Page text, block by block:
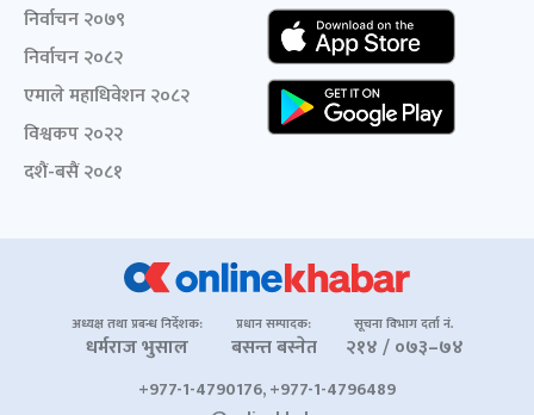
निर्वाचन २०७९
निर्वाचन २०८२
एमाले महाधिवेशन २०८२
विश्वकप २०२२
दशैं-बसैं २०८१
अध्यक्ष तथा प्रबन्ध निर्देशक:
धर्मराज भुसाल
प्रधान सम्पादक:
बसन्त बस्नेत
सूचना विभाग दर्ता नं.
२१४ / ०७३–७४
+977-1-4790176, +977-1-4796489